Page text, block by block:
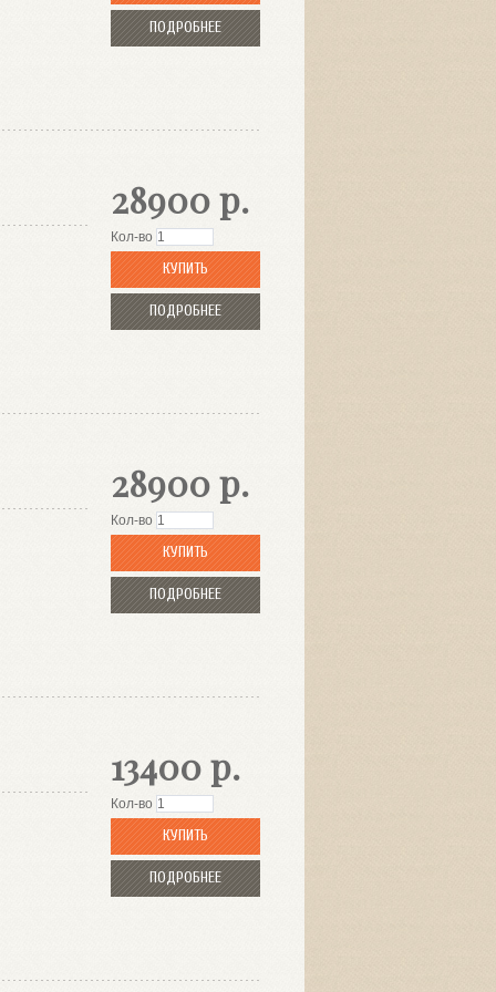
ПОДРОБНЕЕ
28900 р.
Кол-во
КУПИТЬ
ПОДРОБНЕЕ
28900 р.
Кол-во
КУПИТЬ
ПОДРОБНЕЕ
13400 р.
Кол-во
КУПИТЬ
ПОДРОБНЕЕ